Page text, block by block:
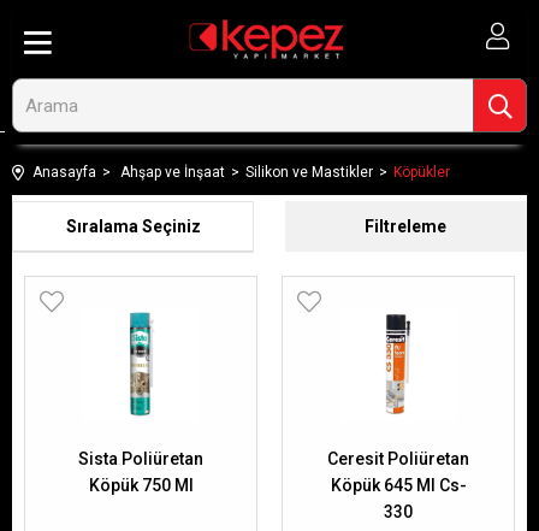
Anasayfa Ahşap ve İnşaat Silikon ve Mastikler Köpükler
Filtreleme
Sıralama
Sista Poliüretan
Köpük 750 Ml
Ceresit Poliüretan
Köpük 645 Ml Cs-
330